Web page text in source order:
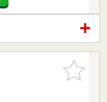
お気に入
りに追加